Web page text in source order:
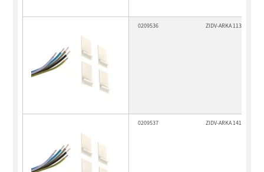
0209536 ZIDV-ARKA 1135/5/1,5
0209537 ZIDV-ARKA 1415/5/1,5